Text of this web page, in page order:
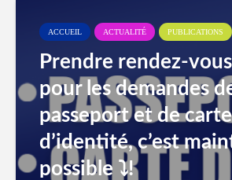
ACCUEIL ACTUALITÉ PUBLICATIONS
Prendre rendez-
pour les demandes
passeport et de carte
d’identité, c’est
possible ⤵️!